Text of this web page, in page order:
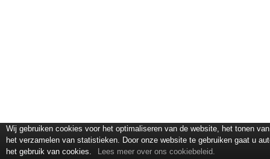
Wij gebruiken cookies voor het optimaliseren van de website, het tonen
het verzamelen van statistieken. Door onze website te gebruiken gaat u
het gebruik van cookies.
Lees meer over ons cookiebeleid.